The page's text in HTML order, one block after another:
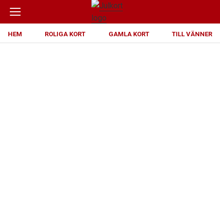
HEM ROLIGA KORT GAMLA KORT TILL VÄNNER